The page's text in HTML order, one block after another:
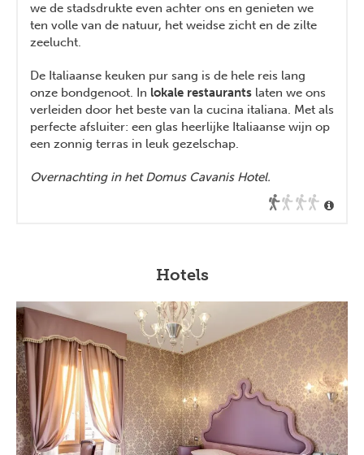
we de stadsdrukte even achter ons en genieten we
ten volle van de natuur, het weidse zicht en de zilte
zeelucht.
De Italiaanse keuken pur sang is de hele reis lang
onze bondgenoot. In lokale restaurants laten we ons
verleiden door het beste van la cucina italiana. Met als
perfecte afsluiter: een glas heerlijke Italiaanse wijn op
een zonnig terras in leuk gezelschap.
Overnachting in het Domus Cavanis Hotel.
Hotels